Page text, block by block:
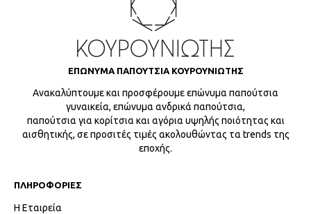
ΕΠΩΝΥΜΑ ΠΑΠΟΥΤΣΙΑ ΚΟΥΡΟΥΝΙΩΤΗΣ
Ανακαλύπτουμε και προσφέρουμε επώνυμα παπούτσια
γυναικεία, επώνυμα ανδρικά παπούτσια,
παπούτσια για κορίτσια και αγόρια υψηλής ποιότητας και
αισθητικής, σε προσιτές τιμές ακολουθώντας τα trends της
εποχής.
ΠΛΗΡΟΦΟΡΙΕΣ
Η Εταιρεία